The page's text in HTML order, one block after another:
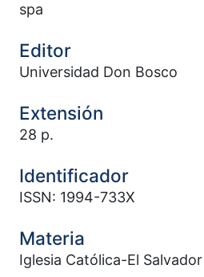
spa
Editor
Universidad Don Bosco
Extensión
28 p.
Identificador
ISSN: 1994-733X
Materia
Iglesia Católica-El Salvador